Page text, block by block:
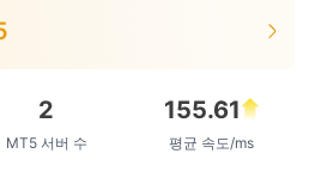
2
MT5 서버 수
155.61
평균 속도/ms